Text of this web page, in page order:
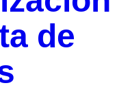
de